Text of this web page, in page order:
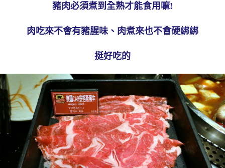
豬肉必須煮到全熟才能食用嘛!
肉吃來不會有豬腥味、肉煮來也不會硬綁綁
挺好吃的